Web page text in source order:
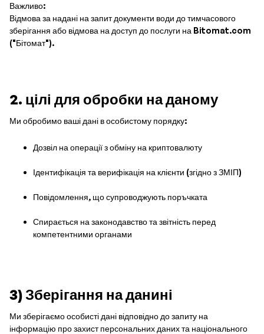
Важливо:
Відмова за надані на запит документи води до тимчасового
зберігання або відмова на доступ до послуги на Bitomat.com
("Бітомат").
2. цілі для обробки на даному
Ми обробимо ваші дані в особистому порядку:
Дозвіл на операції з обміну на криптовалюту
Ідентифікація та верифікація на клієнти (згідно з ЗМІП)
Повідомлення, що супроводжують поръчката
Спирається на законодавство та звітність перед
компетентними органами
3) Зберігання на данині
Ми зберігаємо особисті дані відповідно до запиту на
інформацію про захист персональних даних та національного